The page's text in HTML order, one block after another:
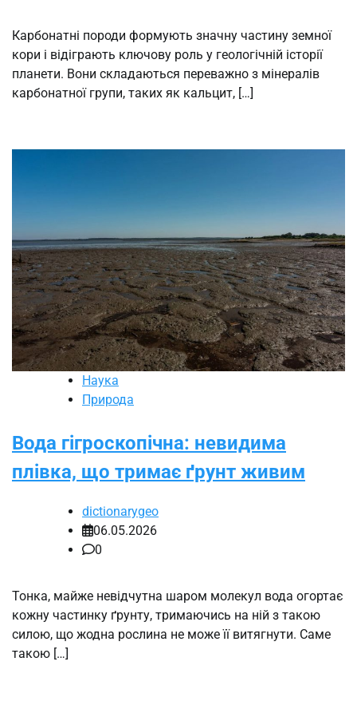
Карбонатні породи формують значну частину земної
кори і відіграють ключову роль у геологічній історії
планети. Вони складаються переважно з мінералів
карбонатної групи, таких як кальцит, […]
Наука
Природа
Вода гігроскопічна: невидима
плівка, що тримає ґрунт живим
dictionarygeo
06.05.2026
0
Тонка, майже невідчутна шаром молекул вода огортає
кожну частинку ґрунту, тримаючись на ній з такою
силою, що жодна рослина не може її витягнути. Саме
такою […]